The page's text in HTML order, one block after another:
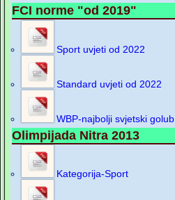
FCI norme "od 2019"
Sport uvjeti od 2022
Standard uvjeti od 2022
WBP-najbolji svjetski golub
Olimpijada Nitra 2013
Kategorija-Sport